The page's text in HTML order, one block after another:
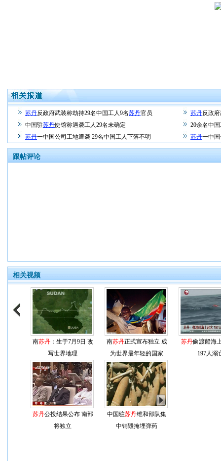
苏丹反政府武装称劫持29名中国工人9名苏丹官员 苏丹反政
中国驻苏丹使馆称遇袭工人29名未确定
20余名中
苏丹一中国公司工地遭袭 29名中国工人下落不明 苏丹一中
跟帖评论
相关视频
南苏丹：生于7月9日 改
写世界地理
南苏丹正式宣布独立 成
为世界最年轻的国家
苏丹偷渡船海
197人溺
苏丹公投结果公布 南部
将独立
中国驻苏丹维和部队集
中销毁掩埋弹药